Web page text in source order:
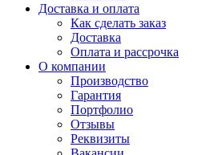
Доставка и оплата
Как сделать заказ
Доставка
Оплата и рассрочка
О компании
Производство
Гарантия
Портфолио
Отзывы
Реквизиты